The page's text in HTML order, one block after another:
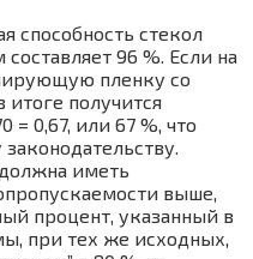
способность стекол
96 %. Если на
пленку со
итоге получится
= 0,67, или 67 %, что
иметь
выше,
процент, указанный в
при тех же исходных,